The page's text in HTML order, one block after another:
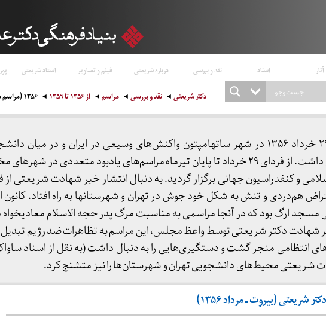
آثار اسناد نقد و بررسی درباره شریعتی فیلم و تصاویر استاد شریعتی
دکتر شریعتی نقد و بررسی مراسم از ۱۳۵۶ تا ۱۳۵۹ ۱۳۵۶ (مراسم سوگواری)
مرگ ناگهانی شریعتی در ۲۹ خرداد ۱۳۵۶ در شهر ساتهام‍پتون واکنش‌های وسیعی در ایران و در میان
ایرانیان خارج کشور به دنبال داشت. از فردای ۲۹ خرداد تا پایان تیرماه مراسم‌های یادبود متعددی در
و کنفدراسیون جهانی برگزار گردید. به دنبال انتشار خبر شهادت شریعتی از
موجی از اعتراض هم‌دردی و تنش به شکل خود جوش در تهران و شهرستانها به راه افتاد.
خبر شهادت دکتر شریعتی توسط واعظ مجلس، این مراسم به تظاهرات ضد رژیم
انتظامی منجر گشت و دستگیری‌هایی را به دنبال داشت (به نقل از اسناد
(بیروت ـ مرداد ۱۳۵۶)